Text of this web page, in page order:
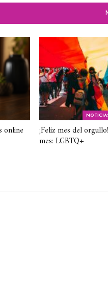
online ¡Feliz mes del
mes: LGBTQ+